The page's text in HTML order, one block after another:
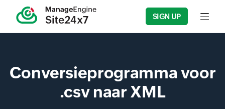
SIGN UP Input
Conversieprogramma voor
.csv naar XML